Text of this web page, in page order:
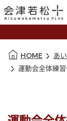
HOME あ
運動会全体練